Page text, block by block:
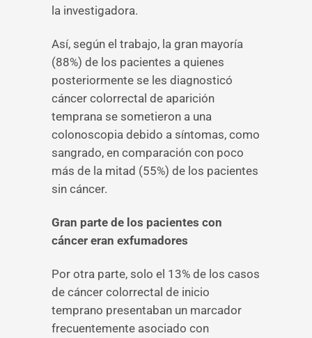
la investigadora.
Así, según el trabajo, la gran mayoría
(88%) de los pacientes a quienes
posteriormente se les diagnosticó
cáncer colorrectal de aparición
temprana se sometieron a una
colonoscopia debido a síntomas, como
sangrado, en comparación con poco
más de la mitad (55%) de los pacientes
sin cáncer.
Gran parte de los pacientes con
cáncer eran exfumadores
Por otra parte, solo el 13% de los casos
de cáncer colorrectal de inicio
temprano presentaban un marcador
frecuentemente asociado con